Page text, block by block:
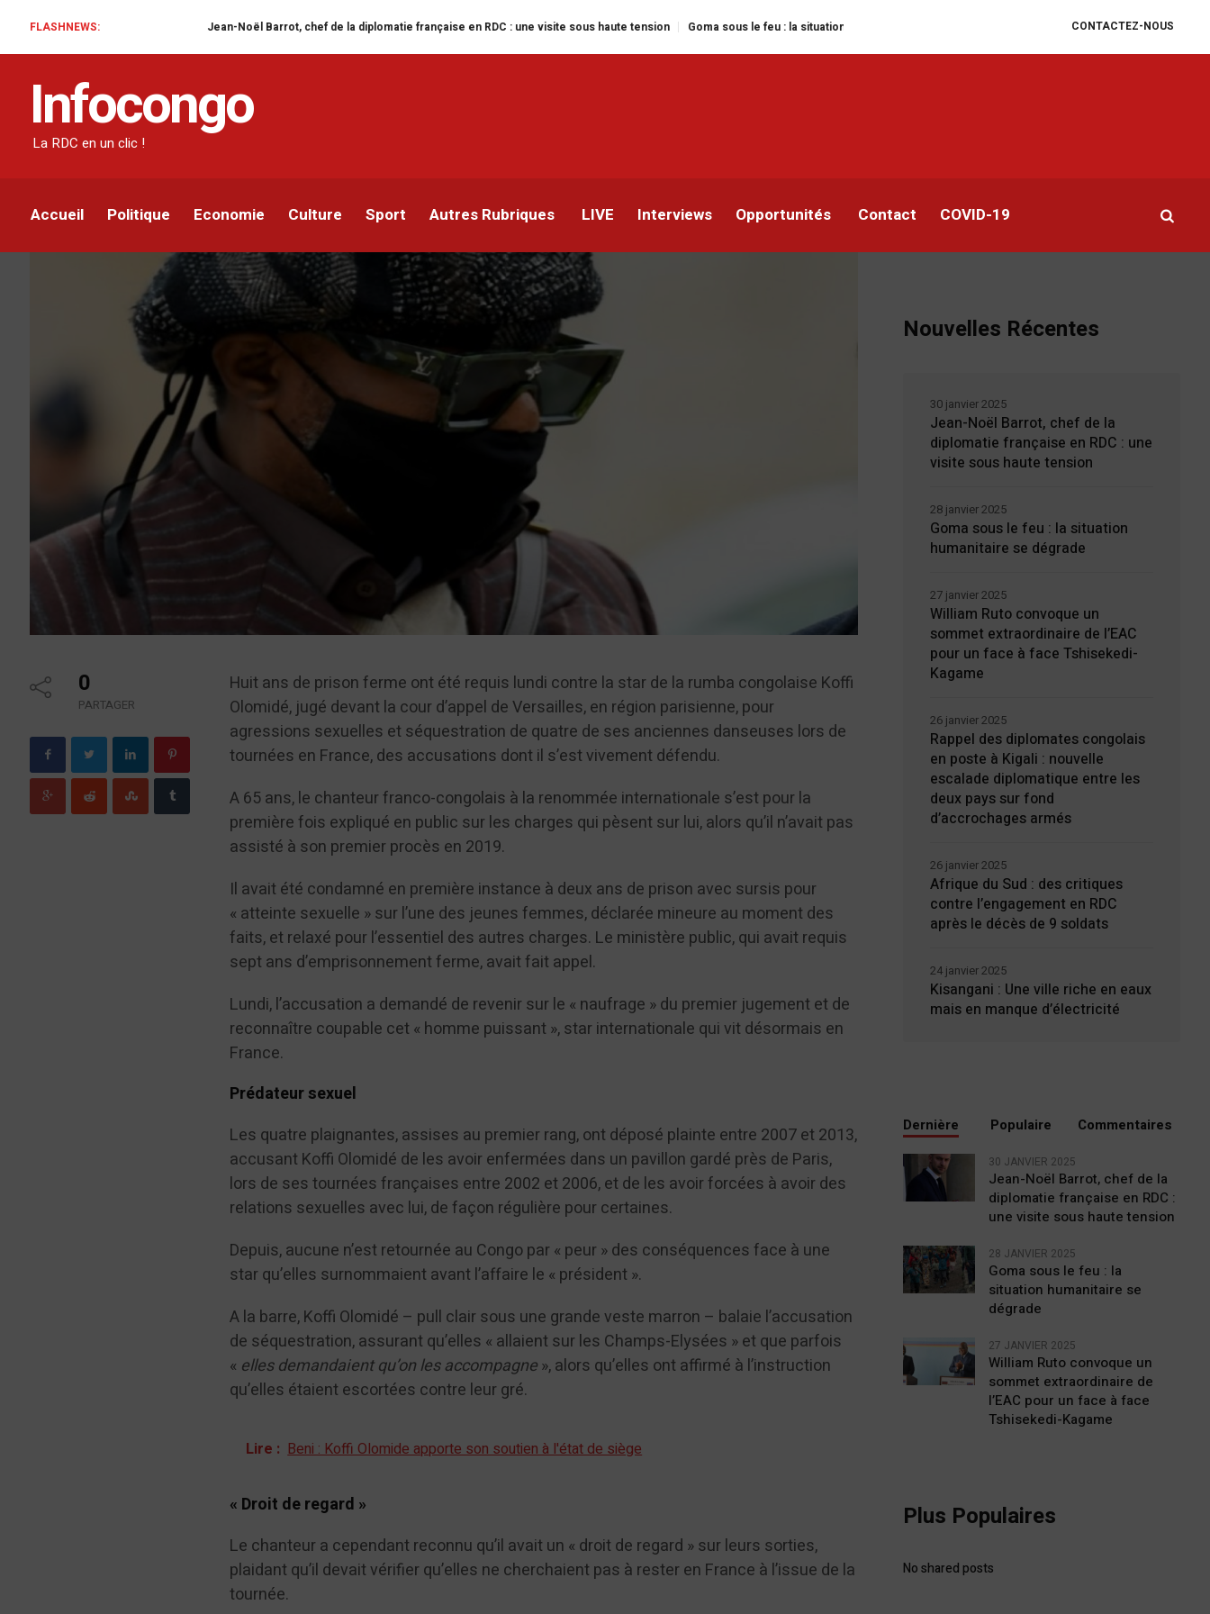
CONTACTEZ-NOUS
FLASHNEWS: Jean-Noël Barrot, chef de la diplomatie française en RDC : une visite sous haute tension Goma sous le feu : la situation humanitaire se dégrade William Ruto convoque un sommet extraordinaire de
Infocongo
La RDC en un clic !
Accueil Politique Economie Culture Sport Autres Rubriques LIVE Interviews Opportunités Contact COVID-19
France : 8 ans de prison requis contre Koffi
Olomidé
0
PARTAGER
Huit ans de prison ferme ont été requis lundi contre la star de la rumba congolaise Koffi
Olomidé, jugé devant la cour d’appel de Versailles, en région parisienne, pour
agressions sexuelles et séquestration de quatre de ses anciennes danseuses lors de
tournées en France, des accusations dont il s’est vivement défendu.
A 65 ans, le chanteur franco-congolais à la renommée internationale s’est pour la
première fois expliqué en public sur les charges qui pèsent sur lui, alors qu’il n’avait pas
assisté à son premier procès en 2019.
Il avait été condamné en première instance à deux ans de prison avec sursis pour
« atteinte sexuelle » sur l’une des jeunes femmes, déclarée mineure au moment des
faits, et relaxé pour l’essentiel des autres charges. Le ministère public, qui avait requis
sept ans d’emprisonnement ferme, avait fait appel.
Lundi, l’accusation a demandé de revenir sur le « naufrage » du premier jugement et de
reconnaître coupable cet « homme puissant », star internationale qui vit désormais en
France.
Prédateur sexuel
Les quatre plaignantes, assises au premier rang, ont déposé plainte entre 2007 et 2013,
accusant Koffi Olomidé de les avoir enfermées dans un pavillon gardé près de Paris,
lors de ses tournées françaises entre 2002 et 2006, et de les avoir forcées à avoir des
relations sexuelles avec lui, de façon régulière pour certaines.
Depuis, aucune n’est retournée au Congo par « peur » des conséquences face à une
star qu’elles surnommaient avant l’affaire le « président ».
A la barre, Koffi Olomidé – pull clair sous une grande veste marron – balaie l’accusation
de séquestration, assurant qu’elles « allaient sur les Champs-Elysées » et que parfois
« elles demandaient qu’on les accompagne», alors qu’elles ont affirmé à l’instruction
qu’elles étaient escortées contre leur gré.
Lire : Beni : Koffi Olomide apporte son soutien à l'état de siège
« Droit de regard »
Le chanteur a cependant reconnu qu’il avait un « droit de regard » sur leurs sorties,
plaidant qu’il devait vérifier qu’elles ne cherchaient pas à rester en France à l’issue de la
tournée.
Nouvelles Récentes
Jean-Noël Barrot, chef de la
diplomatie française en RDC : une
visite sous haute tension
30 janvier 2025
Goma sous le feu : la situation
humanitaire se dégrade
28 janvier 2025
William Ruto convoque un
sommet extraordinaire de l’EAC
pour un face à face Tshisekedi-
Kagame
27 janvier 2025
Rappel des diplomates congolais
en poste à Kigali : nouvelle
escalade diplomatique entre les
deux pays sur fond
d’accrochages armés
26 janvier 2025
Afrique du Sud : des critiques
contre l’engagement en RDC
après le décès de 9 soldats
26 janvier 2025
Kisangani : Une ville riche en eaux
mais en manque d’électricité
24 janvier 2025
Dernière Populaire Commentaires
30 JANVIER 2025
Jean-Noël Barrot, chef de la
diplomatie française en RDC :
une visite sous haute tension
28 JANVIER 2025
Goma sous le feu : la
situation humanitaire se
dégrade
27 JANVIER 2025
William Ruto convoque un
sommet extraordinaire de
l’EAC pour un face à face
Tshisekedi-Kagame
Plus Populaires
No shared posts